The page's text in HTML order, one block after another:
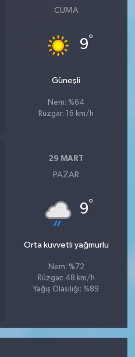
CUMA
9°
Güneşli
Nem: %64
Rüzgar: 16 km/h
29 MART
PAZAR
9°
Orta kuvvetli yağmurlu
Nem: %72
Rüzgar: 48 km/h
Yağış Olasılığı: %89